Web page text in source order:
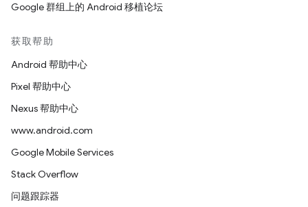
Google 群组上的 Android 移植论坛
获取帮助
Android 帮助中心
Pixel 帮助中心
Nexus 帮助中心
www.android.com
Google Mobile Services
Stack Overflow
问题跟踪器